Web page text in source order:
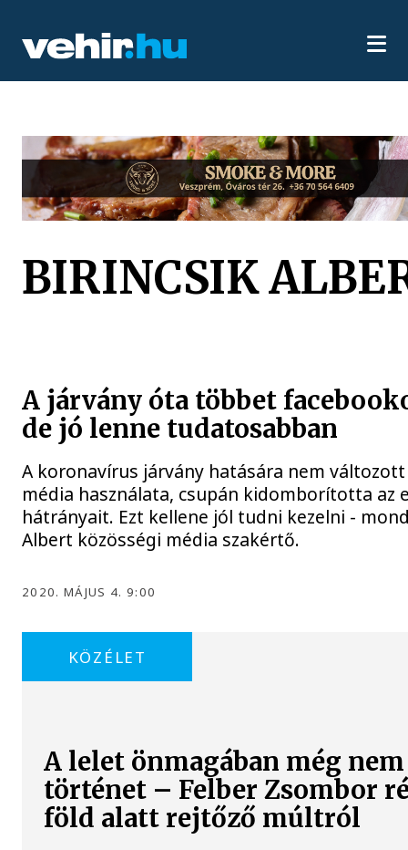
BIRINCSIK
A járvány óta többet
de jó lenne tudatosabban
A koronavírus járvány hatására nem
média használata, csupán kidomborította az
hátrányait. Ezt kellene jól tudni kezelni -
Albert közösségi média szakértő.
2020. MÁJUS 4. 9:00
KÖZÉLET
A lelet önmagában még nem
történet – Felber Zsombor
föld alatt rejtőző múltról